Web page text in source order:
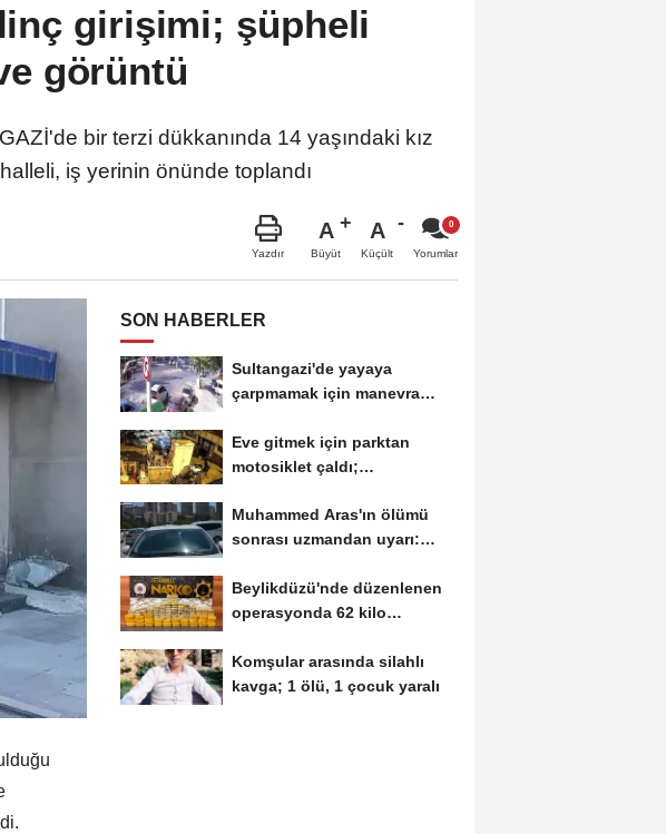
girişimi; şüpheli
görüntü
bir terzi dükkanında 14 yaşındaki kız
iş yerinin önünde toplandı
Yazdır
A
Büyüt
A
Küçült Yorumlar
SON HABERLER
Sultangazi'de yayaya
çarpmamak için manevra
Eve gitmek için parktan
motosiklet çaldı;
hatırlamıyorum'...
Muhammed Aras'ın ölümü
sonrası uzmandan uyarı:
Beylikdüzü'nde düzenlenen
operasyonda 62 kilo
Komşular arasında silahlı
kavga; 1 ölü, 1 çocuk yaralı